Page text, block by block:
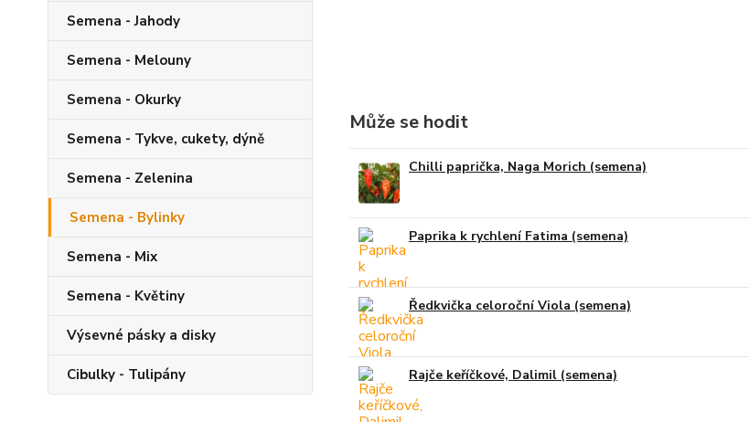
Semena - Jahody
Semena - Melouny
Semena - Okurky
Semena - Tykve, cukety, dýně
Semena - Zelenina
Semena - Bylinky
Semena - Mix
Semena - Květiny
Výsevné pásky a disky
Cibulky - Tulipány
Může se hodit
Chilli paprička, Naga Morich (semena)
Paprika k rychlení Fatima (semena)
Ředkvička celoroční Viola (semena)
Rajče keříčkové, Dalimil (semena)